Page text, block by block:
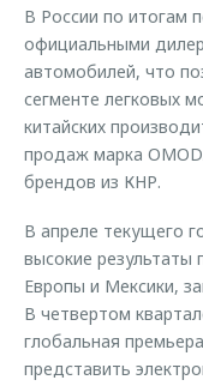
В России по итогам
официальными
автомобилей, что
сегменте легковых
китайских
продаж марка
брендов из КНР.
В апреле текущего
высокие
Европы и Мексики,
В четвертом
глобальная
представить